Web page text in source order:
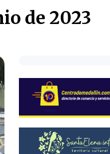
de 2023